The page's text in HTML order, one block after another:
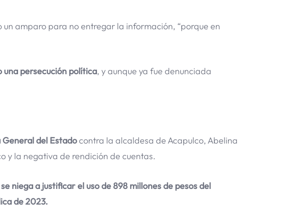
amparo para no entregar la información, “porque en
una persecución política, y aunque ya fue denunciada
del Estadocontra la alcaldesa de Acapulco, Abelina
y la negativa de rendición de cuentas.
niega a justificar el uso de 898 millones de pesos del
de 2023.